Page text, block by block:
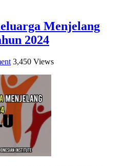
Menjelang
2024
3,450 Views